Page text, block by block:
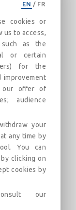
Da Golf
laminado
uma
M70
as duas
BA15
divisória
de massa e
EN / FR
cookies or
us to access,
such as the
or certain
for the
improvement
our offer of
audience
your
any time by
You can
clicking on
cookies by
our